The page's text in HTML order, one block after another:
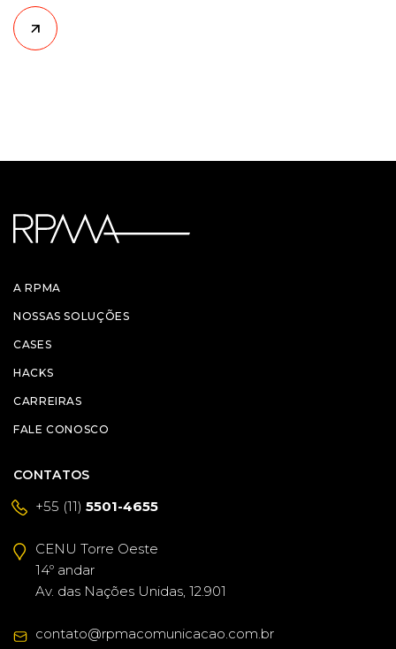
A RPMA
NOSSAS SOLUÇÕES
CASES
HACKS
CARREIRAS
FALE CONOSCO
CONTATOS
+55 (11) 5501-4655
CENU Torre Oeste
14º andar
Av. das Nações Unidas, 12.901
contato@rpmacomunicacao.com.br